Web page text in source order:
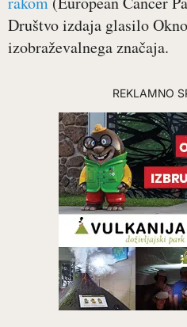
Društvo izdaja glasilo
izobraževalnega značaja.
REKLAMNO